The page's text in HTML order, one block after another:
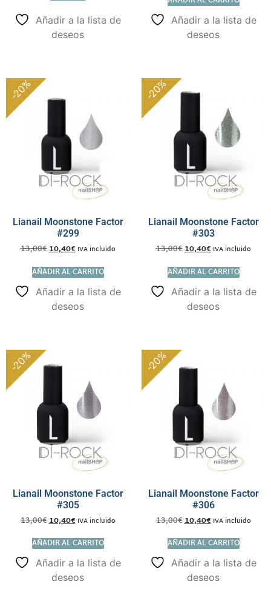
Añadir a la lista de
deseos
Añadir a la lista de
deseos
-20%
Lianail Moonstone Factor
#299
13,00€10,40€ IVA incluido
AÑADIR AL CARRITO
Añadir a la lista de
deseos
-20%
Lianail Moonstone Factor
#303
13,00€10,40€ IVA incluido
AÑADIR AL CARRITO
Añadir a la lista de
deseos
-20%
Lianail Moonstone Factor
#305
13,00€10,40€ IVA incluido
AÑADIR AL CARRITO
Añadir a la lista de
deseos
-20%
Lianail Moonstone Factor
#306
13,00€10,40€ IVA incluido
AÑADIR AL CARRITO
Añadir a la lista de
deseos